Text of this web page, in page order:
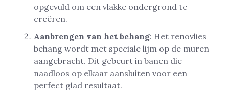
opgevuld om een vlakke ondergrond te
creëren.
Aanbrengen van het behang: Het renovlies
behang wordt met speciale lijm op de muren
aangebracht. Dit gebeurt in banen die
naadloos op elkaar aansluiten voor een
perfect glad resultaat.